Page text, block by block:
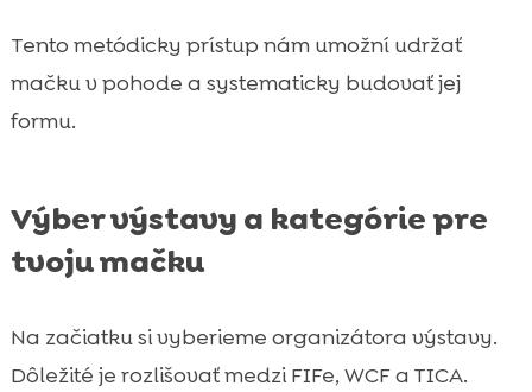
Tento metódicky prístup nám umožní udržať
mačku v pohode a systematicky budovať jej
formu.
Výber výstavy a kategórie pre
tvoju mačku
Na začiatku si vyberieme organizátora výstavy.
Dôležité je rozlišovať medzi FIFe, WCF a TICA.